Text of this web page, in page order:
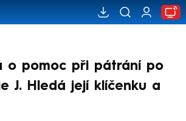
o pomoc při pátrání po
J. Hledá její klíčenku a